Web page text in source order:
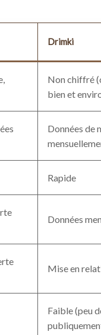
Drimki
Non chiffré
bien et
Données de
Rapide
Données
Mise en
Faible (peu